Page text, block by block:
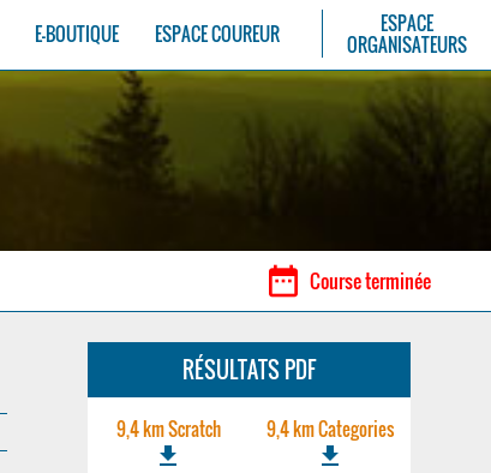
E-BOUTIQUE ESPACE COUREUR
ESPACE
ORGANISATEURS
date_range Course terminée
RÉSULTATS PDF
9,4 km Scratch
file_download
9,4 km Categories
file_download